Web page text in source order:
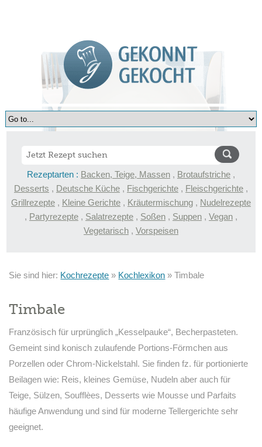
Rezeptarten : Backen, Teige, Massen , Brotaufstriche ,
Desserts , Deutsche Küche , Fischgerichte , Fleischgerichte ,
Grillrezepte , Kleine Gerichte , Kräutermischung , Nudelrezepte
, Partyrezepte , Salatrezepte , Soßen , Suppen , Vegan ,
Vegetarisch , Vorspeisen
Sie sind hier: Kochrezepte » Kochlexikon »Timbale
Timbale
Französisch für urprünglich „Kesselpauke“, Becherpasteten.
Gemeint sind konisch zulaufende Portions-Förmchen aus
Porzellen oder Chrom-Nickelstahl. Sie finden fz. für portionierte
Beilagen wie: Reis, kleines Gemüse, Nudeln aber auch für
Teige, Sülzen, Soufflèes, Desserts wie Mousse und Parfaits
häufige Anwendung und sind für moderne Tellergerichte sehr
geeignet.